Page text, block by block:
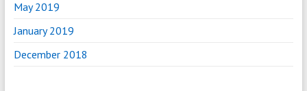
May 2019
January 2019
December 2018